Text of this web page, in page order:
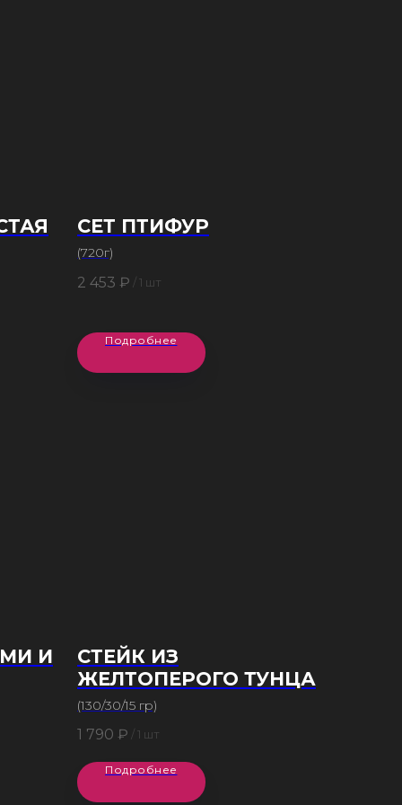
СЕТ ПТИФУР
(720г)
2 453 ₽ / 1 шт
Подробнее
И
СТЕЙК ИЗ
ЖЕЛТОПЕРОГО ТУНЦА
(130/30/15 гр)
1 790 ₽ / 1 шт
Подробнее